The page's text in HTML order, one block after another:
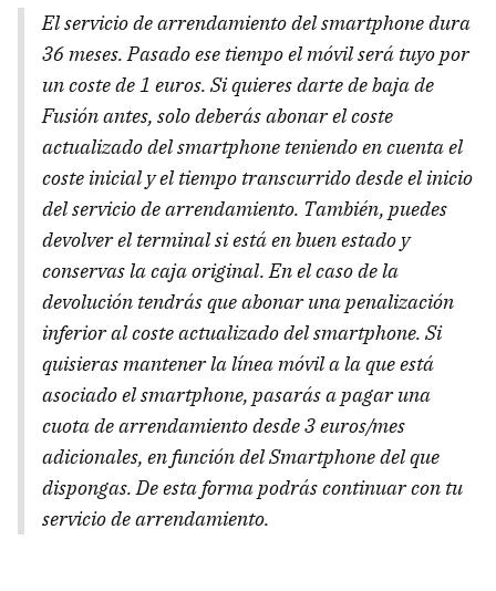
El servicio de arrendamiento del smartphone dura
36 meses. Pasado ese tiempo el móvil será tuyo por
un coste de 1 euros. Si quieres darte de baja de
Fusión antes, solo deberás abonar el coste
actualizado del smartphone teniendo en cuenta el
coste inicial y el tiempo transcurrido desde el inicio
del servicio de arrendamiento. También, puedes
devolver el terminal si está en buen estado y
conservas la caja original. En el caso de la
devolución tendrás que abonar una penalización
inferior al coste actualizado del smartphone. Si
quisieras mantener la línea móvil a la que está
asociado el smartphone, pasarás a pagar una
cuota de arrendamiento desde 3 euros/mes
adicionales, en función del Smartphone del que
dispongas. De esta forma podrás continuar con tu
servicio de arrendamiento.